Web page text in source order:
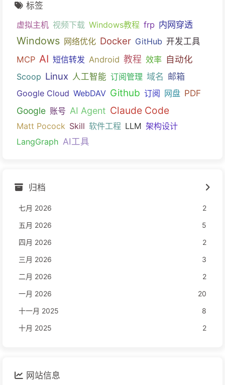
标签
虚拟主机 视频下载 Windows教程 frp 内网穿透
Windows 网络优化 Docker GitHub 开发工具
MCP AI 短信转发 Android 教程 效率 自动化
Scoop Linux 人工智能 订阅管理 域名 邮箱
Google Cloud WebDAV Github 订阅 网盘 PDF
Google 账号 AI Agent Claude Code
Matt Pocock Skill 软件工程 LLM 架构设计
LangGraph AI工具
归档
七月 2026
2
五月 2026
5
四月 2026
2
三月 2026
3
二月 2026
2
一月 2026
20
十一月 2025
8
十月 2025
2
网站信息